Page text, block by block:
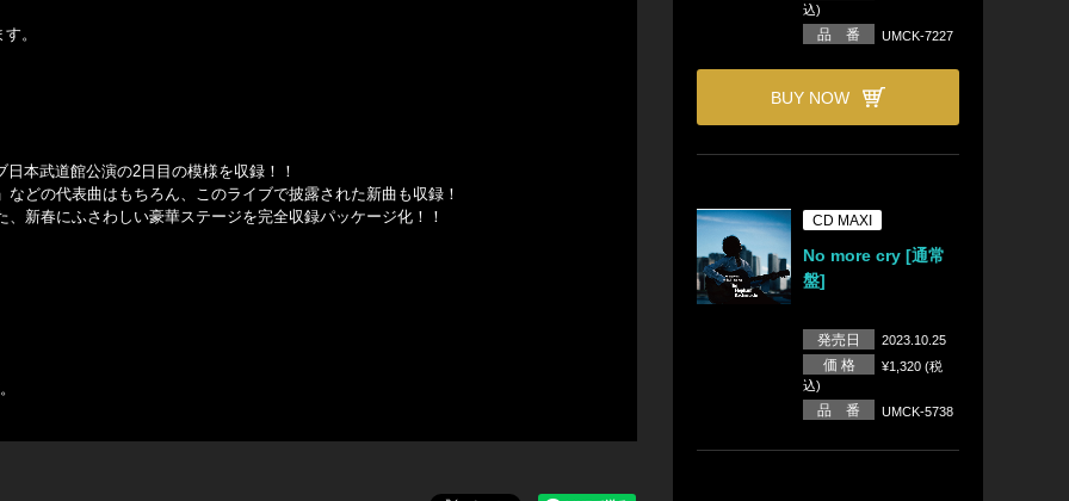
。
本武道館公演の2日目の模様を収録！！
どの代表曲はもちろん、このライブで披露された新曲も収録！
新春にふさわしい豪華ステージを完全収録パッケージ化！！
込)
品 番 UMCK-7227
BUY NOW
CD MAXI
No more cry [通常
盤]
発売日 2023.10.25
価 格
¥1,320 (税
込)
品 番 UMCK-5738